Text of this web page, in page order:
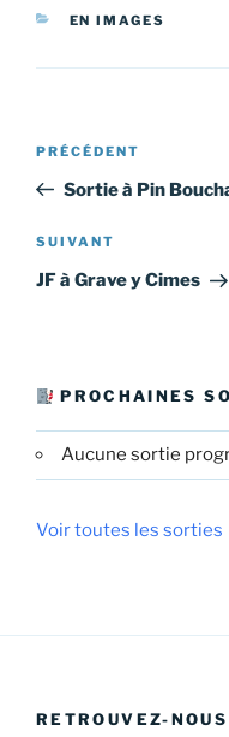
CATÉGORIES
EN IMAGES
Navigation
l’article
Article
précédent
PRÉCÉDENT
Sortie à Pin
Article
suivant
SUIVANT
JF à Grave y Cimes
PROCHAINES
Aucune sortie
Voir toutes les sorties
RETROUVEZ-NOUS